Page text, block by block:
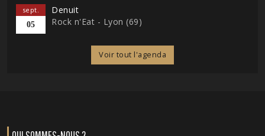
sept.
05
Denuit
Rock n'Eat - Lyon (69)
Voir tout l'agenda